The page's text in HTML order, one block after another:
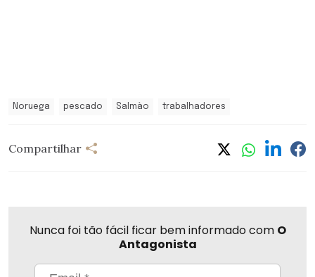
Noruega pescado Salmào trabalhadores
Compartilhar
Nunca foi tão fácil ficar bem informado com O
Antagonista